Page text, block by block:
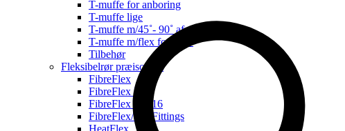
T-muffe for anboring
T-muffe lige
T-muffe m/45˚- 90˚ afg.
T-muffe m/flex for svøb
Tilbehør
Fleksibelrør præisoleret
FibreFlex
FibreFlex Pro
FibreFlex Pro 16
FibreFlex/Pro Fittings
HeatFlex